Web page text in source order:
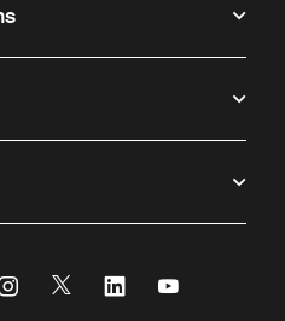
une nouvelle fenêtre
Instagram
Ouvre une nouvelle fenêtre
Twitter
Ouvre une nouvelle
Linkedin
Ouvre uneOuvre une